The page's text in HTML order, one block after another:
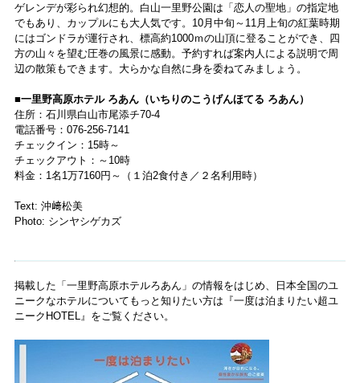
ゲレンデが彩られ幻想的。白山一里野公園は「恋人の聖地」の指定地
でもあり、カップルにも大人気です。10月中旬～11月上旬の紅葉時期
にはゴンドラが運行され、標高約1000ｍの山頂に登ることができ、四
方の山々を望む圧巻の風景に感動。予約すれば案内人による説明で周
辺の散策もできます。大らかな自然に身を委ねてみましょう。
■一里野高原ホテル ろあん（いちりのこうげんほてる ろあん）
住所：石川県白山市尾添チ70-4
電話番号：076-256-7141
チェックイン：15時～
チェックアウト：～10時
料金：1名1万7160円～（１泊2食付き／２名利用時）
Text: 沖﨑松美
Photo: シンヤシゲカズ
掲載した「一里野高原ホテルろあん」の情報をはじめ、日本全国のユ
ニークなホテルについてもっと知りたい方は『一度は泊まりたい超ユ
ニークHOTEL』をご覧ください。